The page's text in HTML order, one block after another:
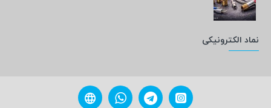
نماد الکترونیکی